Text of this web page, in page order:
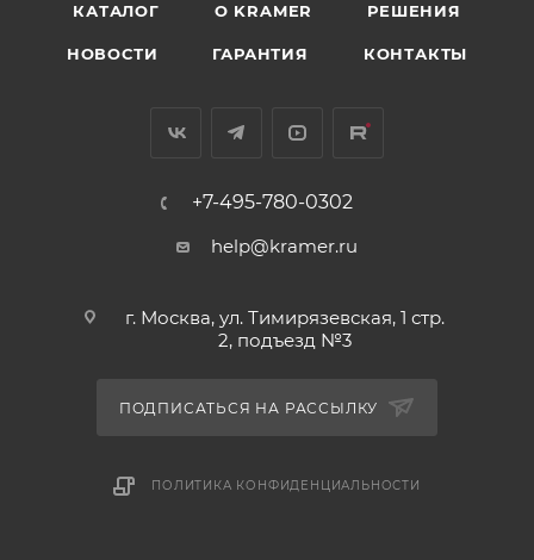
КАТАЛОГ O KRAMER РЕШЕНИЯ
НОВОСТИ ГАРАНТИЯ КОНТАКТЫ
+7-495-780-0302
help@kramer.ru
г. Москва, ул. Тимирязевская, 1 стр.
2, подъезд №3
ПОДПИСАТЬСЯ НА РАССЫЛКУ
ПОЛИТИКА КОНФИДЕНЦИАЛЬНОСТИ